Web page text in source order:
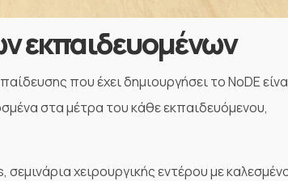
εκπαιδευομένων
που έχει δημιουργήσει το NoDE
στα μέτρα του κάθε εκπαιδευόμενου,
χειρουργικής εντέρου με